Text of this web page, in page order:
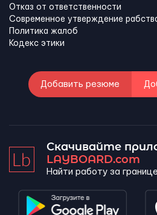
Отказ от ответственности
Современное утверждение
Политика жалоб
Кодекс этики
Добавить резюме
Скачивайте
LAYBOARD.com
Найти работу за